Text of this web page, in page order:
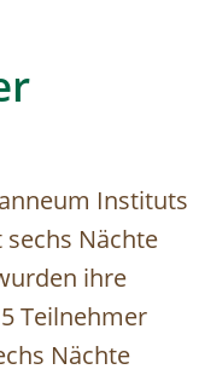
Instituts
Nächte
ihre
Teilnehmer
Nächte